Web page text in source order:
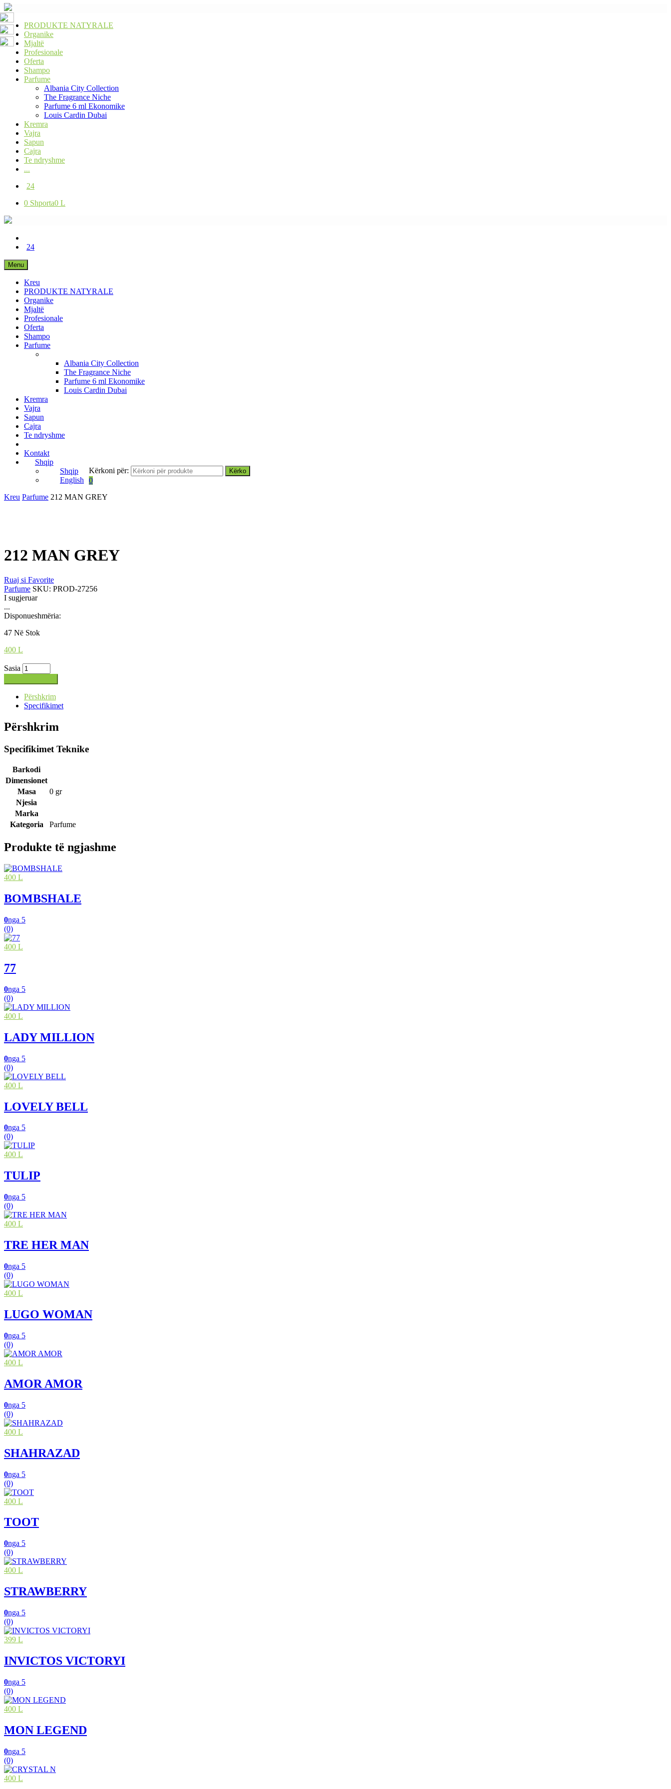
PRODUKTE NATYRALE
Organike
Mjaltë
Profesionale
Oferta
Shampo
Parfume
Albania City Collection
The Fragrance Niche
Parfume 6 ml Ekonomike
Louis Cardin Dubai
Kremra
Vajra
Sapun
Cajra
Te ndryshme
...
24
0 Shporta0 L
24
Menu
Kreu
PRODUKTE NATYRALE
Organike
Mjaltë
Profesionale
Oferta
Shampo
Parfume
Albania City Collection
The Fragrance Niche
Parfume 6 ml Ekonomike
Louis Cardin Dubai
Kremra
Vajra
Sapun
Cajra
Te ndryshme
Kontakt
Shqip
Shqip
English
Kërkoni për:
0
Kreu Parfume 212 MAN GREY
212 MAN GREY
Ruaj si Favorite
Parfume SKU: PROD-27256
I sugjeruar
...
Disponueshmëria:
47 Në Stok
400 L
Sasia
Përshkrim
Specifikimet
Përshkrim
Specifikimet Teknike
Barkodi
Dimensionet
Masa
0 gr
Njesia
Marka
Kategoria
Parfume
Produkte të ngjashme
400 L
BOMBSHALE
0nga 5
(0)
400 L
77
0nga 5
(0)
400 L
LADY MILLION
0nga 5
(0)
400 L
LOVELY BELL
0nga 5
(0)
400 L
TULIP
0nga 5
(0)
400 L
TRE HER MAN
0nga 5
(0)
400 L
LUGO WOMAN
0nga 5
(0)
400 L
AMOR AMOR
0nga 5
(0)
400 L
SHAHRAZAD
0nga 5
(0)
400 L
TOOT
0nga 5
(0)
400 L
STRAWBERRY
0nga 5
(0)
399 L
INVICTOS VICTORYI
0nga 5
(0)
400 L
MON LEGEND
0nga 5
(0)
400 L